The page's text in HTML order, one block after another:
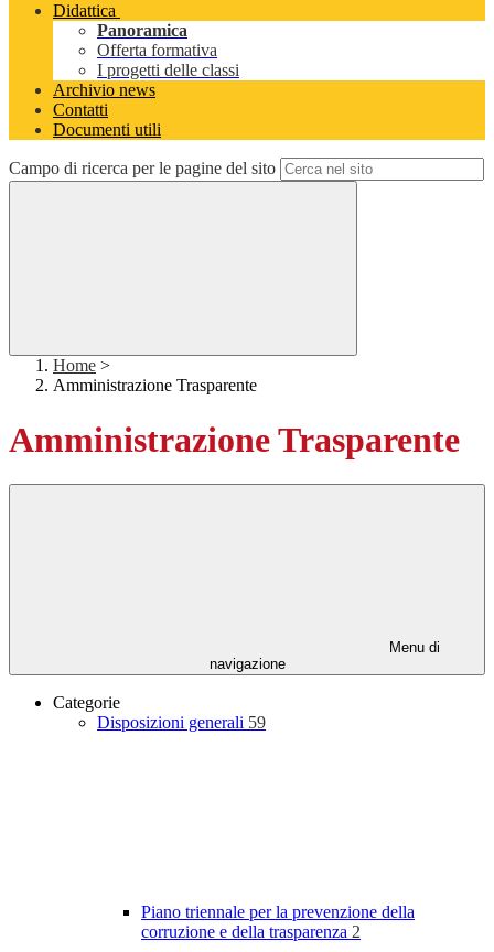
Didattica
Panoramica
Offerta formativa
I progetti delle classi
Archivio news
Contatti
Documenti utili
Campo di ricerca per le pagine del sito
Home >
Amministrazione Trasparente
Amministrazione Trasparente
Menu di
navigazione
Categorie
Disposizioni generali 59
Piano triennale per la prevenzione della
corruzione e della trasparenza 2